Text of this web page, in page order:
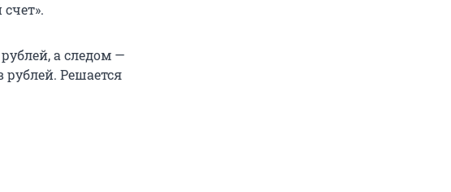
а следом —
Решается